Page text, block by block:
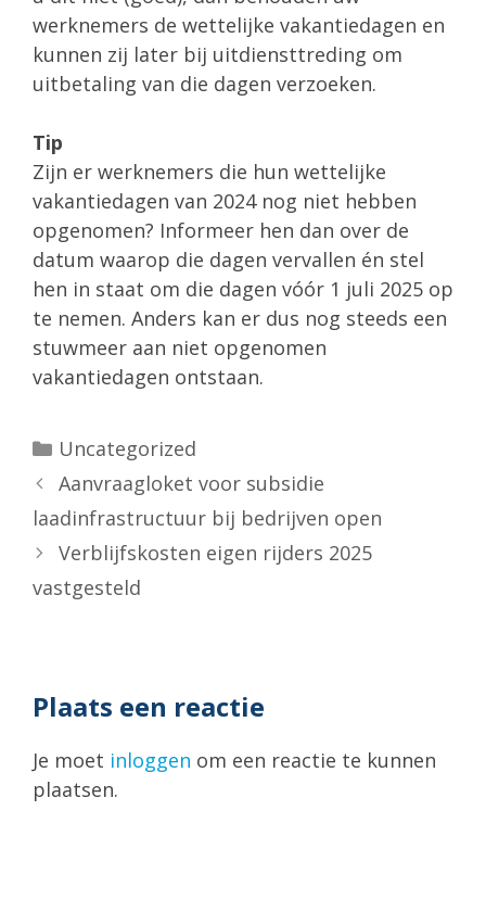
werknemers de wettelijke vakantiedagen en
kunnen zij later bij uitdiensttreding om
uitbetaling van die dagen verzoeken.
Tip
Zijn er werknemers die hun wettelijke
vakantiedagen van 2024 nog niet hebben
opgenomen? Informeer hen dan over de
datum waarop die dagen vervallen én stel
hen in staat om die dagen vóór 1 juli 2025 op
te nemen. Anders kan er dus nog steeds een
stuwmeer aan niet opgenomen
vakantiedagen ontstaan.
Categorieën
Uncategorized
Aanvraagloket voor subsidie
laadinfrastructuur bij bedrijven open
Verblijfskosten eigen rijders 2025
vastgesteld
Plaats een reactie
Je moet inloggen om een reactie te kunnen
plaatsen.